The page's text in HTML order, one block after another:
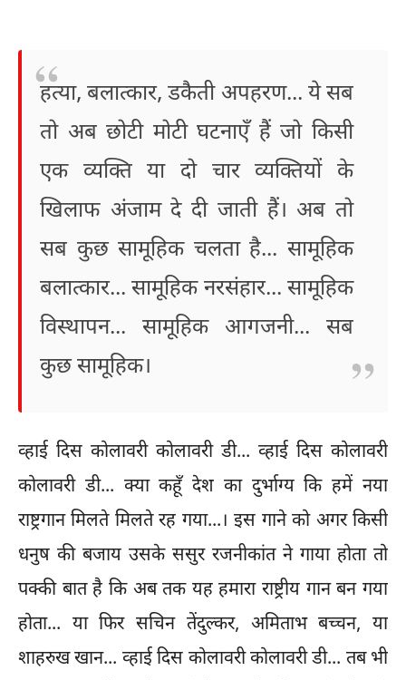
हत्या, बलात्कार, डकैती अपहरण... ये सब
तो अब छोटी मोटी घटनाएँ हैं जो किसी
एक व्यक्ति या दो चार व्यक्तियों के
खिलाफ अंजाम दे दी जाती हैं। अब तो
सब कुछ सामूहिक चलता है... सामूहिक
बलात्कार... सामूहिक नरसंहार... सामूहिक
विस्थापन... सामूहिक आगजनी... सब
कुछ सामूहिक।
व्हाई दिस कोलावरी कोलावरी डी... व्हाई दिस कोलावरी
कोलावरी डी... क्या कहूँ देश का दुर्भाग्य कि हमें नया
राष्ट्रगान मिलते मिलते रह गया...। इस गाने को अगर किसी
धनुष की बजाय उसके ससुर रजनीकांत ने गाया होता तो
पक्की बात है कि अब तक यह हमारा राष्ट्रीय गान बन गया
होता... या फिर सचिन तेंदुल्कर, अमिताभ बच्चन, या
शाहरुख खान... व्हाई दिस कोलावरी कोलावरी डी... तब भी